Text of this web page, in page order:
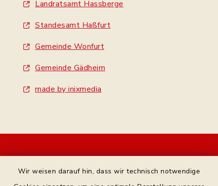
Wir weisen darauf hin, dass wir technisch notwendige
Landratsamt Hassberge
Standesamt Haßfurt
Gemeinde Wonfurt
Gemeinde Gädheim
made by inixmedia